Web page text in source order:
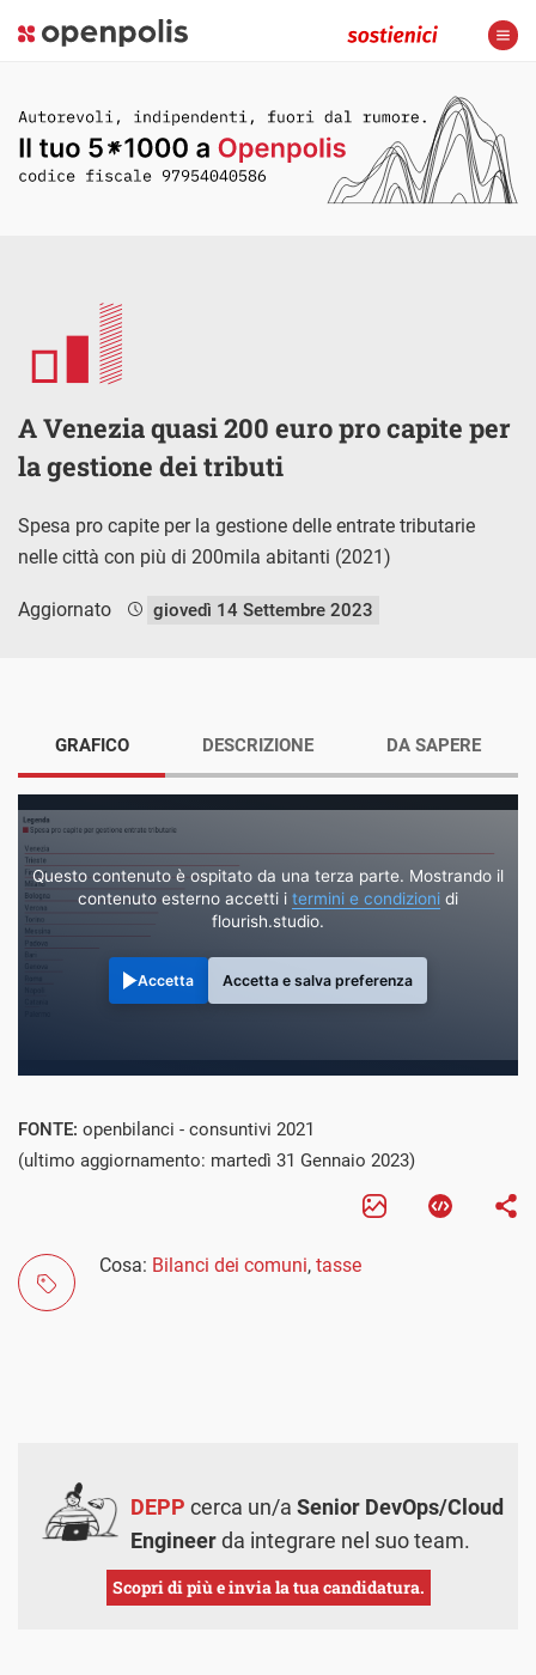
A Venezia quasi 200 euro pro capite per
la gestione dei tributi
Spesa pro capite per la gestione delle entrate tributarie
nelle città con più di 200mila abitanti (2021)
Aggiornato giovedì 14 Settembre 2023
GRAFICO
Questo contenuto è ospitato da una terza parte. Mostrando il
contenuto esterno accetti i termini e condizioni di
flourish.studio.
Accetta Accetta e salva preferenza
DESCRIZIONE DA SAPERE
FONTE: openbilanci - consuntivi 2021
(ultimo aggiornamento: martedì 31 Gennaio 2023)
Cosa: Bilanci dei comuni, tasse
DEPP cerca un/a Senior DevOps/Cloud
Engineerda integrare nel suo team.
Scopri di più e invia la tua candidatura.